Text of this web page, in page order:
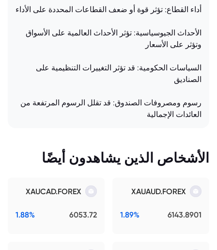
أداء القطاع: تؤثر قوة أو ضعف القطاعات المحددة على الأداء
الأحداث الجيوسياسية: تؤثر الأحداث العالمية على الأسواق
وتؤثر على الأسعار
السياسات الحكومية: قد تؤثر التغييرات التنظيمية على
الصناديق
رسوم ومصروفات الصندوق: قد تقلل الرسوم المرتفعة من
العائدات الإجمالية
الأشخاص الذين يشاهدون أيضًا
XAUAUD.FOREX
6143.8901
1.89%
XAUCAD.FOREX
6053.72
1.88%